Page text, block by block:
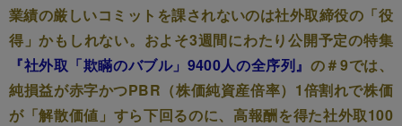
業績の厳しいコミットを課されないのは社外取締役の「役
得」かもしれない。およそ3週間にわたり公開予定の特集
『社外取「欺瞞のバブル」9400人の全序列』 の＃9では、
純損益が赤字かつPBR（株価純資産倍率）1倍割れで株価
が「解散価値」すら下回るのに、高報酬を得た社外取100